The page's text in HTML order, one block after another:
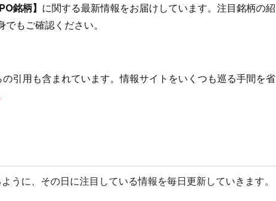
銘柄】 に関する最新情報をお届けしています。注目銘柄の紹
もご確認ください。
引用も含まれています。情報サイトをいくつも巡る手間を省
うに、その日に注目している情報を毎日更新していきます。